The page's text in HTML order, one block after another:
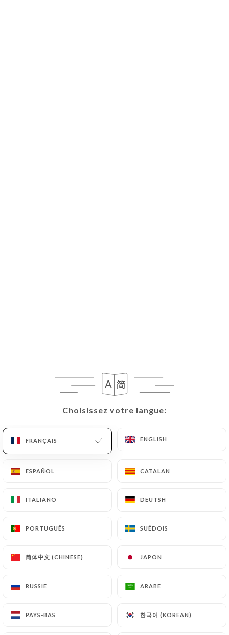
Choisissez votre langue:
FRANÇAIS ENGLISH
ESPAÑOL CATALAN
ITALIANO DEUTSH
PORTUGUÊS SUÉDOIS
简体中文 (CHINESE) JAPON
RUSSIE ARABE
PAYS-BAS 한국어 (KOREAN)
Choisissez votre langue:
FRANÇAIS ENGLISH
ESPAÑOL CATALAN
ITALIANO DEUTSH
PORTUGUÊS SUÉDOIS
简体中文 (CHINESE) JAPON
RUSSIE ARABE
PAYS-BAS 한국어 (KOREAN)